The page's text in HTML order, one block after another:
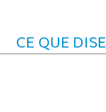
CE QUE